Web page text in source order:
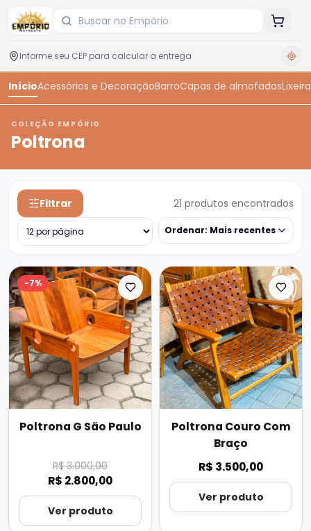
InícioAcessórios e DecoraçãoBarroCapas de almofadasLixeira
COLEÇÃO EMPÓRIO
Poltrona
Filtrar 21 produtos encontrados
Ordenar: Mais recentes
-7%
Poltrona G São Paulo
R$ 3.000,00
R$ 2.800,00
Ver produto
Poltrona Couro Com
Braço
R$ 3.500,00
Ver produto